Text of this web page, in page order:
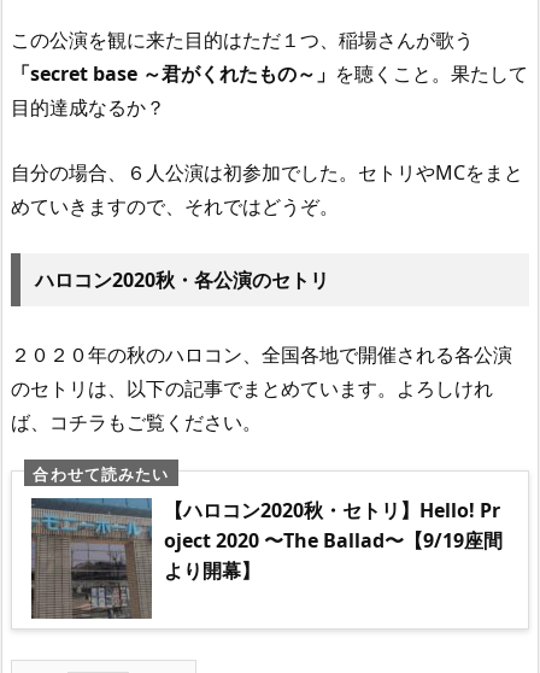
この公演を観に来た目的はただ１つ、稲場さんが歌う
「secret base ～君がくれたもの～」 を聴くこと。果たして
目的達成なるか？
自分の場合、６人公演は初参加でした。セトリやMCをまと
めていきますので、それではどうぞ。
ハロコン2020秋・各公演のセトリ
２０２０年の秋のハロコン、全国各地で開催される各公演
のセトリは、以下の記事でまとめています。よろしけれ
ば、コチラもご覧ください。
【ハロコン2020秋・セトリ】Hello! Pr
oject 2020 〜The Ballad〜【9/19座間
より開幕】